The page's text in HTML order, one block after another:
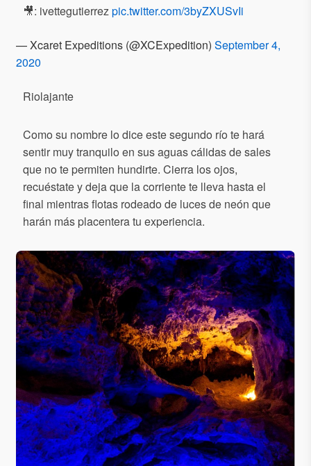
🎥: ivettegutierrezpic.twitter.com/3byZXUSvIi
— Xcaret Expeditions (@XCExpedition) September 4,
2020
Riolajante
Como su nombre lo dice este segundo río te hará
sentir muy tranquilo en sus aguas cálidas de sales
que no te permiten hundirte. Cierra los ojos,
recuéstate y deja que la corriente te lleva hasta el
final mientras flotas rodeado de luces de neón que
harán más placentera tu experiencia.